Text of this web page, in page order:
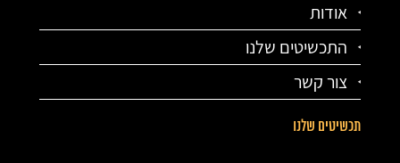
אודות
התכשיטים שלנו
צור קשר
תכשיטים שלנו